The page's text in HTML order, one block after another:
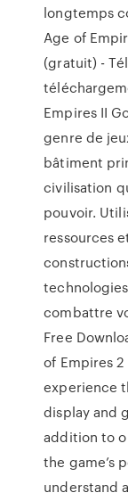
longtemps
Age of
(gratuit) -
Empires II
genre de
bâtiment
civilisation
pouvoir.
ressources
combattre
Free
of Empires
experience
display and
addition to
the game’s
understand